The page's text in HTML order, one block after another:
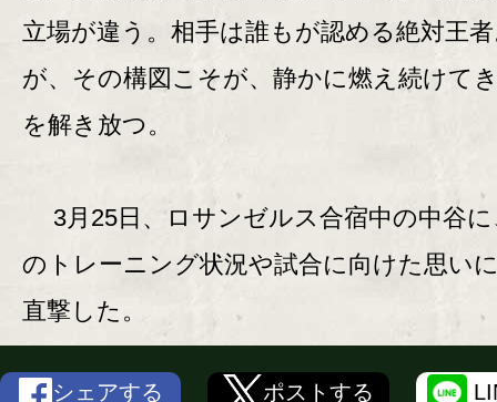
立場が違う。相手は誰もが認める絶対王
が、その構図こそが、静かに燃え続けて
を解き放つ。
3月25日、ロサンゼルス合宿中の中谷に
のトレーニング状況や試合に向けた思い
直撃した。
シェアする ポストする